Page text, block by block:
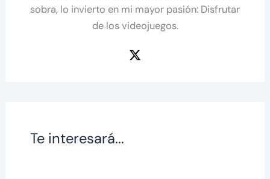
sobra, lo invierto en mi mayor pasión: Disfrutar
de los videojuegos.
Te interesará...